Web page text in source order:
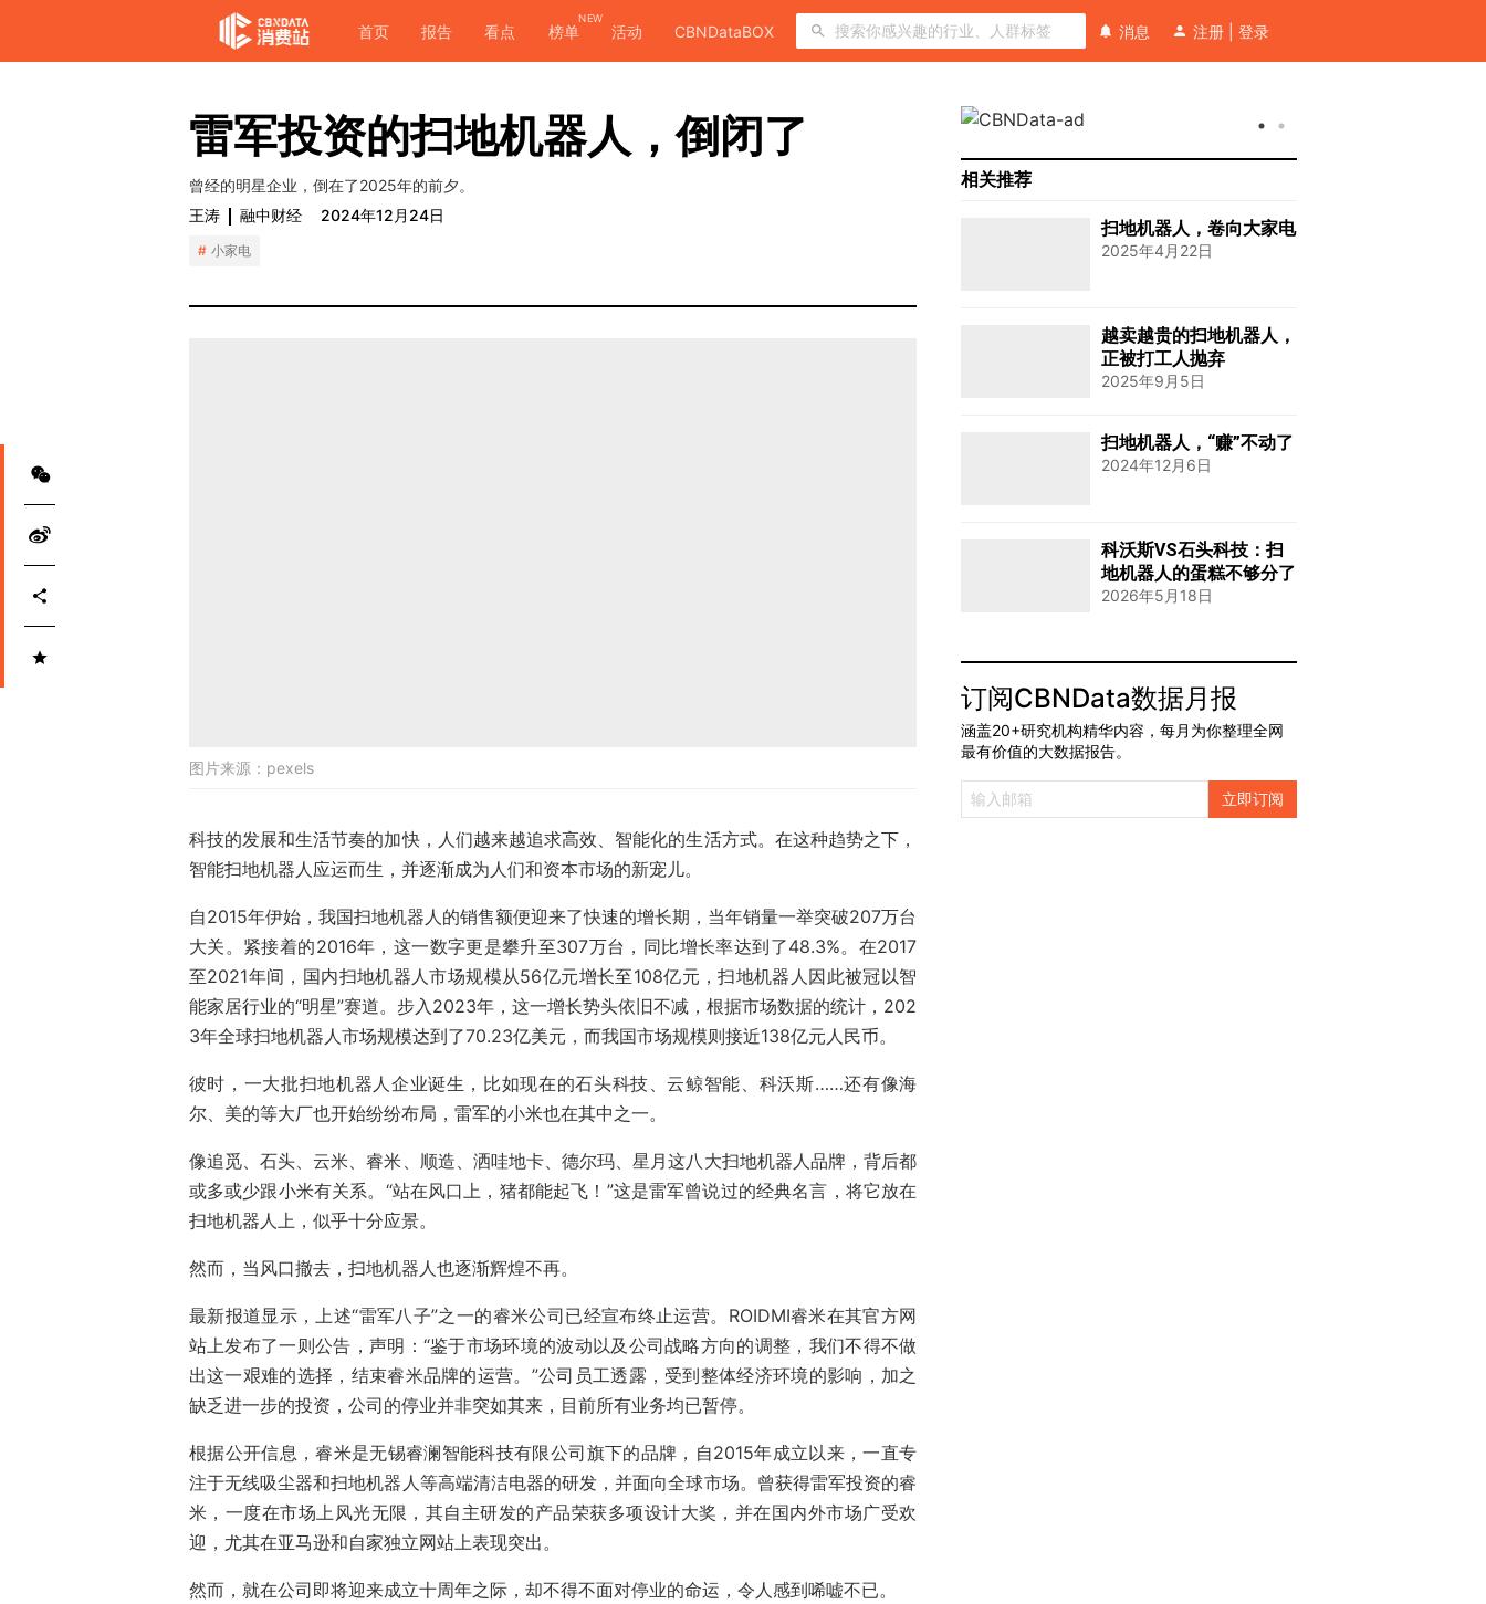
首页 报告 看点 榜单
NEW
活动 CBNDataBOX 消息 注册 登录
雷军投资的扫地机器人，倒闭了
曾经的明星企业，倒在了2025年的前夕。
王涛
融中财经 2024年12月24日
小家电
图片来源： pexels
科技的发展和生活节奏的加快，人们越来越追求高效、智能化的生活方式。在这种趋势之下，
智能扫地机器人应运而生，并逐渐成为人们和资本市场的新宠儿。
自2015年伊始，我国扫地机器人的销售额便迎来了快速的增长期，当年销量一举突破207万台
大关。紧接着的2016年，这一数字更是攀升至307万台，同比增长率达到了48.3%。在2017
至2021年间，国内扫地机器人市场规模从56亿元增长至108亿元，扫地机器人因此被冠以智
能家居行业的“明星”赛道。步入2023年，这一增长势头依旧不减，根据市场数据的统计，202
3年全球扫地机器人市场规模达到了70.23亿美元，而我国市场规模则接近138亿元人民币。
彼时，一大批扫地机器人企业诞生，比如现在的石头科技、云鲸智能、科沃斯……还有像海
尔、美的等大厂也开始纷纷布局，雷军的小米也在其中之一。
像追觅、石头、云米、睿米、顺造、洒哇地卡、德尔玛、星月这八大扫地机器人品牌，背后都
或多或少跟小米有关系。“站在风口上，猪都能起飞！”这是雷军曾说过的经典名言，将它放在
扫地机器人上，似乎十分应景。
然而，当风口撤去，扫地机器人也逐渐辉煌不再。
最新报道显示，上述“雷军八子”之一的睿米公司已经宣布终止运营。ROIDMI睿米在其官方网
站上发布了一则公告，声明：“鉴于市场环境的波动以及公司战略方向的调整，我们不得不做
出这一艰难的选择，结束睿米品牌的运营。”公司员工透露，受到整体经济环境的影响，加之
缺乏进一步的投资，公司的停业并非突如其来，目前所有业务均已暂停。
根据公开信息，睿米是无锡睿澜智能科技有限公司旗下的品牌，自2015年成立以来，一直专
注于无线吸尘器和扫地机器人等高端清洁电器的研发，并面向全球市场。曾获得雷军投资的睿
米，一度在市场上风光无限，其自主研发的产品荣获多项设计大奖，并在国内外市场广受欢
迎，尤其在亚马逊和自家独立网站上表现突出。
然而，就在公司即将迎来成立十周年之际，却不得不面对停业的命运，令人感到唏嘘不已。
相关推荐
扫地机器人，卷向大家电
2025年4月22日
越卖越贵的扫地机器人，
正被打工人抛弃
2025年9月5日
扫地机器人，“赚”不动了
2024年12月6日
科沃斯VS石头科技：扫
地机器人的蛋糕不够分了
2026年5月18日
订阅CBNData数据月报
涵盖20+研究机构精华内容，每月为你整理全网
最有价值的大数据报告。
立即订阅